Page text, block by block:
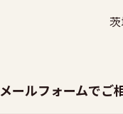
メールフォームでご